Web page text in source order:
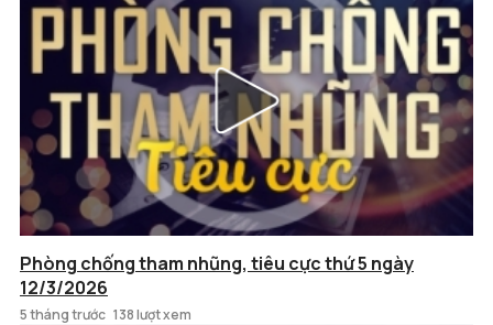
Phòng chống tham nhũng, tiêu cực thứ 5 ngày
12/3/2026
5 tháng trước 138 lượt xem